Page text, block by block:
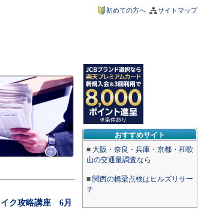
サイトマップ
初めての方へ
おすすめサイト
■ 大阪・奈良・兵庫・京都・和歌
山の交通量調査なら
■ 関西の橋梁点検はヒルズリサー
チ
イク攻略講座 6月